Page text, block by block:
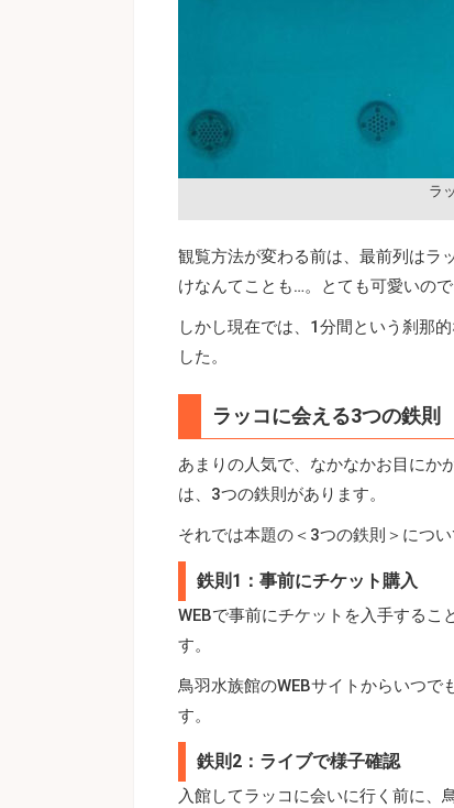
ラ
観覧方法が変わる前は、最前列はラ
けなんてことも…。とても可愛いの
しかし現在では、1分間という刹那
した。
ラッコに会える3つの鉄則
あまりの人気で、なかなかお目にか
は、3つの鉄則があります。
それでは本題の＜3つの鉄則＞につ
鉄則1：事前にチケット購入
WEBで事前にチケットを入手するこ
す。
鳥羽水族館のWEBサイトからいつで
す。
鉄則2：ライブで様子確認
入館してラッコに会いに行く前に